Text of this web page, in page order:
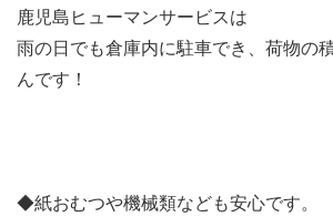
鹿児島ヒューマンサービスは
雨の日でも倉庫内に駐車でき、荷物の
んです！
◆紙おむつや機械類なども安心です。